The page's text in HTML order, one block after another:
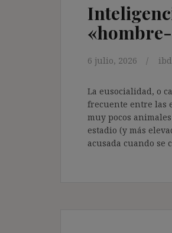
6 julio, 2026
La eusocialidad, o
frecuente entre las
muy pocos
estadio (y más
acusada cuando se